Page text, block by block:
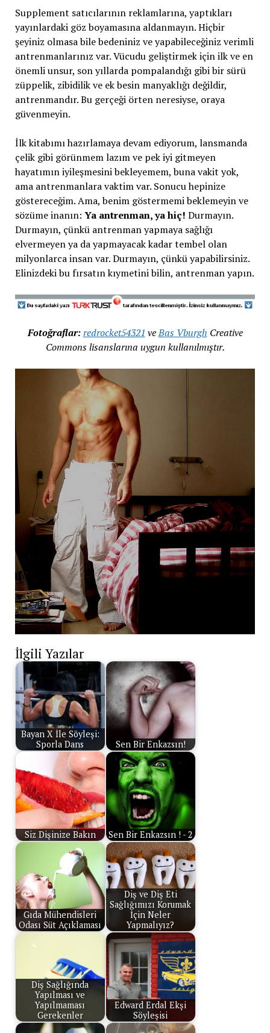
Supplement satıcılarının reklamlarına, yaptıkları
yayınlardaki göz boyamasına aldanmayın. Hiçbir
şeyiniz olmasa bile bedeniniz ve yapabileceğiniz verimli
antrenmanlarınız var. Vücudu geliştirmek için ilk ve en
önemli unsur, son yıllarda pompalandığı gibi bir sürü
züppelik, zibidilik ve ek besin manyaklığı değildir,
antrenmandır. Bu gerçeği örten neresiyse, oraya
güvenmeyin.
İlk kitabımı hazırlamaya devam ediyorum, lansmanda
çelik gibi görünmem lazım ve pek iyi gitmeyen
hayatımın iyileşmesini bekleyemem, buna vakit yok,
ama antrenmanlara vaktim var. Sonucu hepinize
göstereceğim. Ama, benim göstermemi beklemeyin ve
sözüme inanın: Ya antrenman, ya hiç! Durmayın.
Durmayın, çünkü antrenman yapmaya sağlığı
elvermeyen ya da yapmayacak kadar tembel olan
milyonlarca insan var. Durmayın, çünkü yapabilirsiniz.
Elinizdeki bu fırsatın kıymetini bilin, antrenman yapın.
Fotoğraflar: redrocket54321 veBas Vburgh Creative
Commons lisanslarına uygun kullanılmıştır.
İlgili Yazılar
Bayan X İle Söyleşi:
Sporla Dans
Sen Bir Enkazsın!
Siz Dişinize Bakın Sen Bir Enkazsın ! - 2
Gıda Mühendisleri
Odası Süt Açıklaması
Diş ve Diş Eti
Sağlığımızı Korumak
İçin Neler
Yapmalıyız?
Diş Sağlığında
Yapılması ve
Yapılmaması
Gerekenler
Edward Erdal Ekşi
Söyleşisi